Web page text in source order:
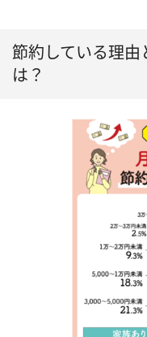
節約している理
は？